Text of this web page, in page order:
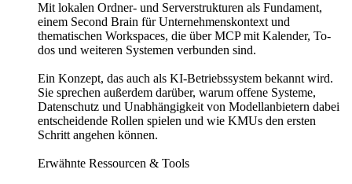
Mit lokalen Ordner- und Serverstrukturen als Fundament,
einem Second Brain für Unternehmenskontext und
thematischen Workspaces, die über MCP mit Kalender, To-
dos und weiteren Systemen verbunden sind.
Ein Konzept, das auch als KI-Betriebssystem bekannt wird.
Sie sprechen außerdem darüber, warum offene Systeme,
Datenschutz und Unabhängigkeit von Modellanbietern dabei
entscheidende Rollen spielen und wie KMUs den ersten
Schritt angehen können.
Erwähnte Ressourcen & Tools